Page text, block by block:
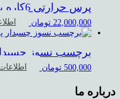
پرس حرارتی 6کاره پارساپرینت
22,000,000 تومان
برچسب نسوز چسبدار
500,000 تومان
درباره ما